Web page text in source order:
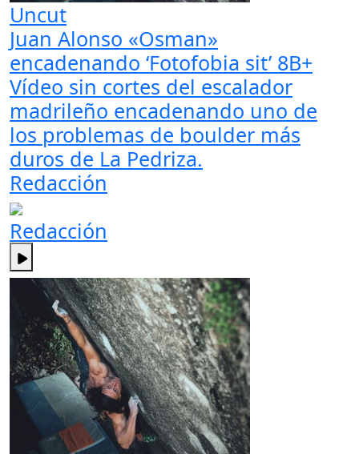
Uncut
Juan Alonso «Osman»
encadenando ‘Fotofobia sit’ 8B+
Vídeo sin cortes del escalador
madrileño encadenando uno de
los problemas de boulder más
duros de La Pedriza.
Redacción
Redacción